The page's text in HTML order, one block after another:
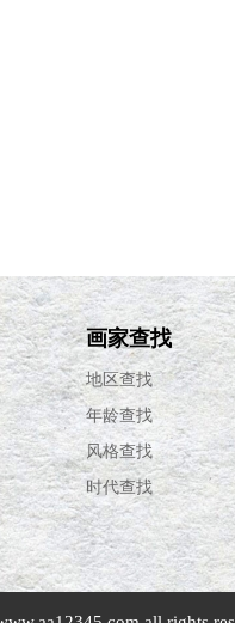
画家查找
地区查找
年龄查找
风格查找
时代查找